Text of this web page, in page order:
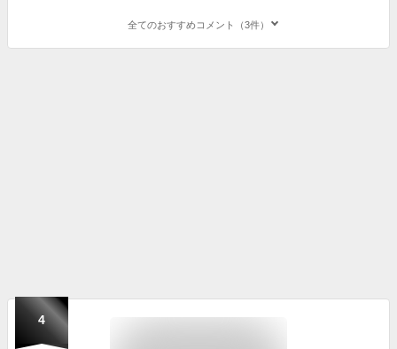
全てのおすすめコメント（3件）
4